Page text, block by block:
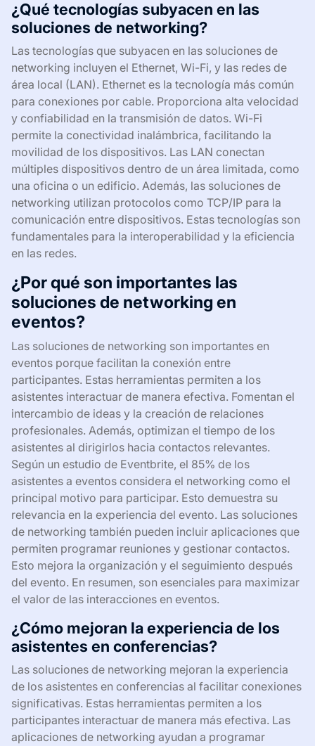
¿Qué tecnologías subyacen en las
soluciones de networking?
Las tecnologías que subyacen en las soluciones de
networking incluyen el Ethernet, Wi-Fi, y las redes de
área local (LAN). Ethernet es la tecnología más común
para conexiones por cable. Proporciona alta velocidad
y confiabilidad en la transmisión de datos. Wi-Fi
permite la conectividad inalámbrica, facilitando la
movilidad de los dispositivos. Las LAN conectan
múltiples dispositivos dentro de un área limitada, como
una oficina o un edificio. Además, las soluciones de
networking utilizan protocolos como TCP/IP para la
comunicación entre dispositivos. Estas tecnologías son
fundamentales para la interoperabilidad y la eficiencia
en las redes.
¿Por qué son importantes las
soluciones de networking en
eventos?
Las soluciones de networking son importantes en
eventos porque facilitan la conexión entre
participantes. Estas herramientas permiten a los
asistentes interactuar de manera efectiva. Fomentan el
intercambio de ideas y la creación de relaciones
profesionales. Además, optimizan el tiempo de los
asistentes al dirigirlos hacia contactos relevantes.
Según un estudio de Eventbrite, el 85% de los
asistentes a eventos considera el networking como el
principal motivo para participar. Esto demuestra su
relevancia en la experiencia del evento. Las soluciones
de networking también pueden incluir aplicaciones que
permiten programar reuniones y gestionar contactos.
Esto mejora la organización y el seguimiento después
del evento. En resumen, son esenciales para maximizar
el valor de las interacciones en eventos.
¿Cómo mejoran la experiencia de los
asistentes en conferencias?
Las soluciones de networking mejoran la experiencia
de los asistentes en conferencias al facilitar conexiones
significativas. Estas herramientas permiten a los
participantes interactuar de manera más efectiva. Las
aplicaciones de networking ayudan a programar